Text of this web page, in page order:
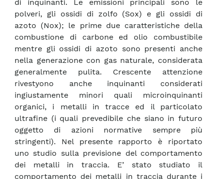
di inquinanti. Le emissioni principali sono le
polveri, gli ossidi di zolfo (Sox) e gli ossidi di
azoto (Nox); le prime due caratteristiche della
combustione di carbone ed olio combustibile
mentre gli ossidi di azoto sono presenti anche
nella generazione con gas naturale, considerata
generalmente pulita. Crescente attenzione
rivestyono anche inquinanti considerati
ingiustamente minori quali microinquinanti
organici, i metalli in tracce ed il particolato
ultrafine (i quali prevedibile che siano in futuro
oggetto di azioni normative sempre più
stringenti). Nel presente rapporto è riportato
uno studio sulla previsione del comportamento
dei metalli in traccia. E’ stato studiato il
comportamento dei metalli in traccia durante i